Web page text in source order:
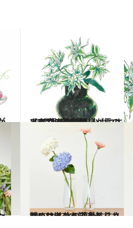
2021.7.20
【7月20日の花】ハツユキソウ 葉の白い模様が雪のようで涼感豊か
ライフスタイル
2020.8.17
プロに学ぶ！ 花を枯らさないコツ 水の適量＆枯れ始めサインを知ろう
ライフスタイル